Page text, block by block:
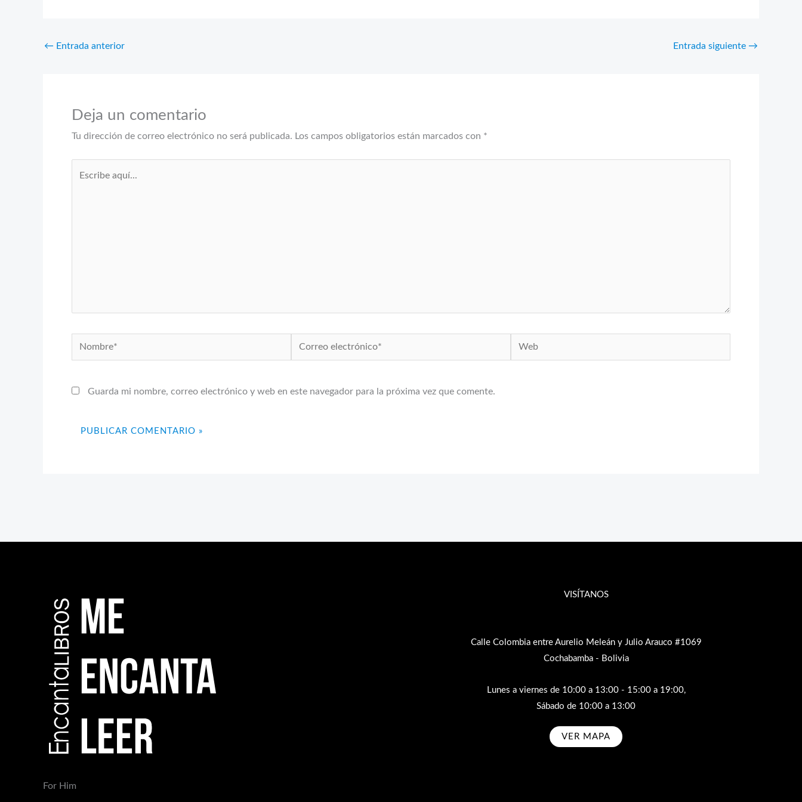
← Entrada anterior Entrada siguiente →
Deja un comentario
Tu dirección de correo electrónico no será publicada. Los campos obligatorios están marcados con *
Nombre*
Correo
electrónico*
Web
Guarda mi nombre, correo electrónico y web en este navegador para la próxima vez que comente.
For Him
VISÍTANOS
Calle Colombia entre Aurelio Meleán y Julio Arauco #1069
Cochabamba - Bolivia
Lunes a viernes de 10:00 a 13:00 - 15:00 a 19:00,
Sábado de 10:00 a 13:00
VER MAPA